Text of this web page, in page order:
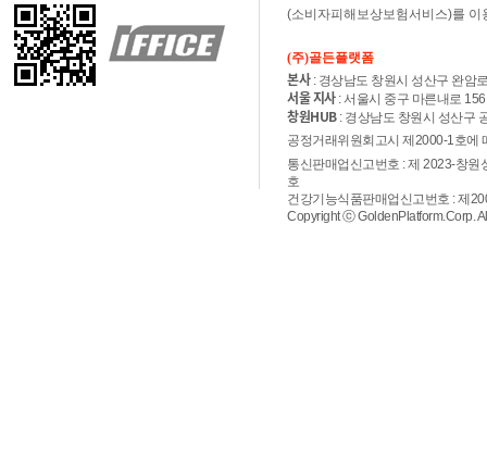
(소비자피해보상보험서비스)를
(주)골든플랫폼
본사: 경상남도 창원시 성산구 완암
서울 지사: 서울시 중구 마른내로
창원HUB: 경상남도 창원시 성산구
공정거래위원회고시 제2000-1호에
통신판매업신고번호 : 제 2023-창
호
건강기능식품판매업신고번호 : 제
Copyright ⓒ GoldenPlatform.Corp.